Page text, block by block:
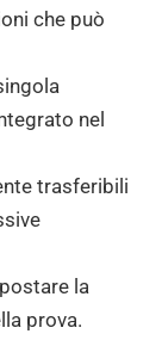
che può
nel
trasferibili
la
prova.